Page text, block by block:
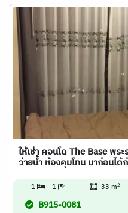
ให้เช่า คอนโด The Base พร
ว่ายน้ำ ห้องคุมโทน มาก่อนได้
1 1 33 m2
B915-0081